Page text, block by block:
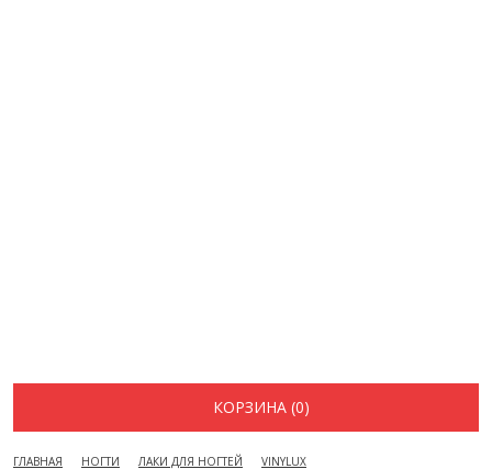
КОРЗИНА (0)
ГЛАВНАЯ НОГТИ ЛАКИ ДЛЯ НОГТЕЙ
VINYLUX